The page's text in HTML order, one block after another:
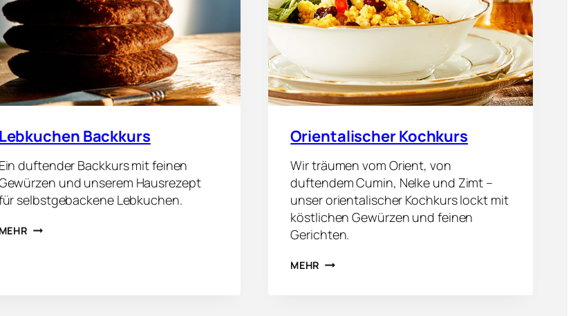
K
S
T
Y
I
O
F
T
E
R
K
Lebkuchen Backkurs
Ein duftender Backkurs mit feinen
und unserem Hausrezept
selbstgebackene Lebkuchen.
MEHR L
Orientalischer Kochkurs
Wir träumen vom Orient, von
duftendem Cumin, Nelke und Zimt –
unser orientalischer Kochkurs lockt mit
köstlichen Gewürzen und feinen
Gerichten.
MEHR O